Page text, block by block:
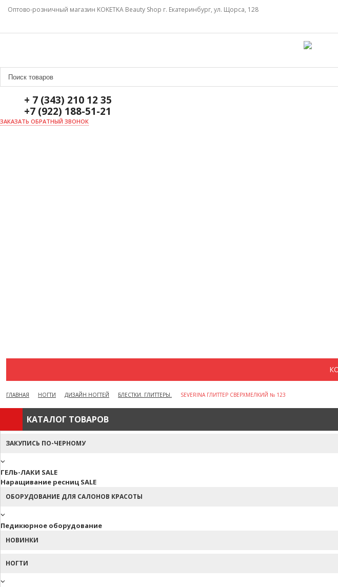
Оптово-розничный магазин KOKETKA Beauty Shop г. Екатеринбург, ул. Щорса, 128
+ 7 (343) 210 12 35
+7 (922) 188-51-21
ЗАКАЗАТЬ ОБРАТНЫЙ ЗВОНОК
ГЛАВНАЯ НОГТИ ДИЗАЙН НОГТЕЙ БЛЕСТКИ. ГЛИТТЕРЫ. SEVERINA ГЛИТТЕР СВЕРХМЕЛКИЙ № 123
КАТАЛОГ ТОВАРОВ
ЗАКУПИСЬ ПО-ЧЕРНОМУ
ГЕЛЬ-ЛАКИ SALE
Наращивание ресниц SALE
ОБОРУДОВАНИЕ ДЛЯ САЛОНОВ КРАСОТЫ
Педикюрное оборудование
НОВИНКИ
НОГТИ